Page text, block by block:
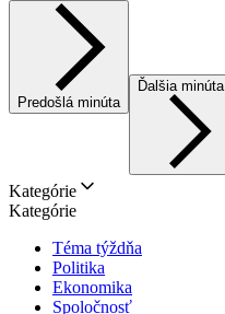
Predošlá minúta
Ďalšia minúta
Kategórie
Kategórie
Téma týždňa
Politika
Ekonomika
Spoločnosť